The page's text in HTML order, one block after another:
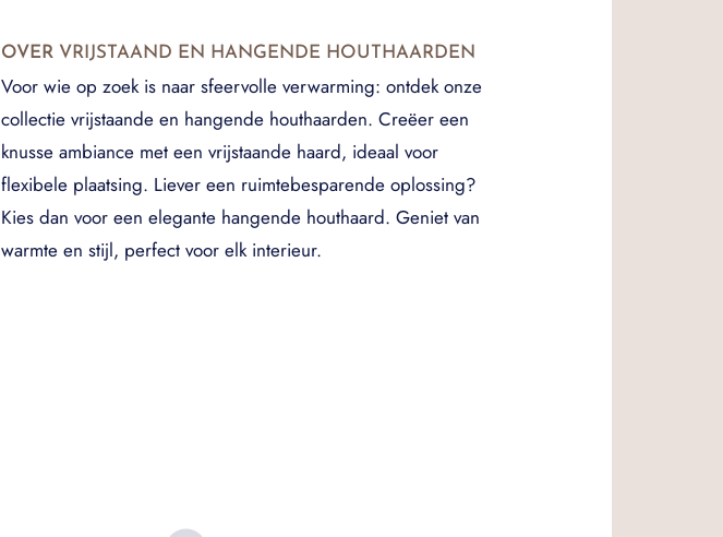
OVER VRIJSTAAND EN HANGENDE HOUTHAARDEN
Voor wie op zoek is naar sfeervolle verwarming: ontdek onze
collectie vrijstaande en hangende houthaarden. Creëer een
knusse ambiance met een vrijstaande haard, ideaal voor
flexibele plaatsing. Liever een ruimtebesparende oplossing?
Kies dan voor een elegante hangende houthaard. Geniet van
warmte en stijl, perfect voor elk interieur.